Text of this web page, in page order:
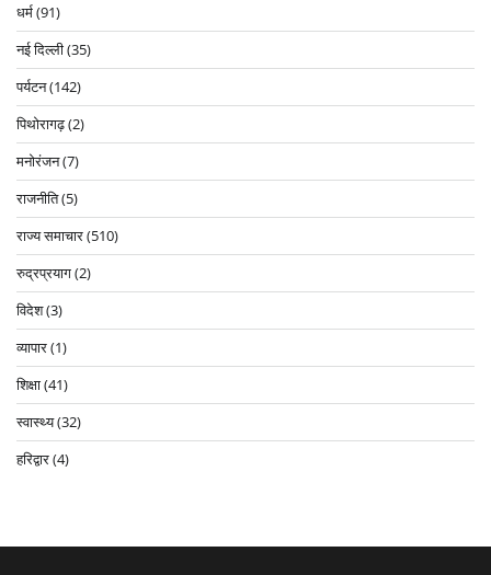
धर्म(91)
नई दिल्ली(35)
पर्यटन(142)
पिथोरागढ़(2)
मनोरंजन(7)
राजनीति(5)
राज्य समाचार(510)
रुद्रप्रयाग(2)
विदेश(3)
व्यापार(1)
शिक्षा(41)
स्वास्थ्य(32)
हरिद्वार(4)